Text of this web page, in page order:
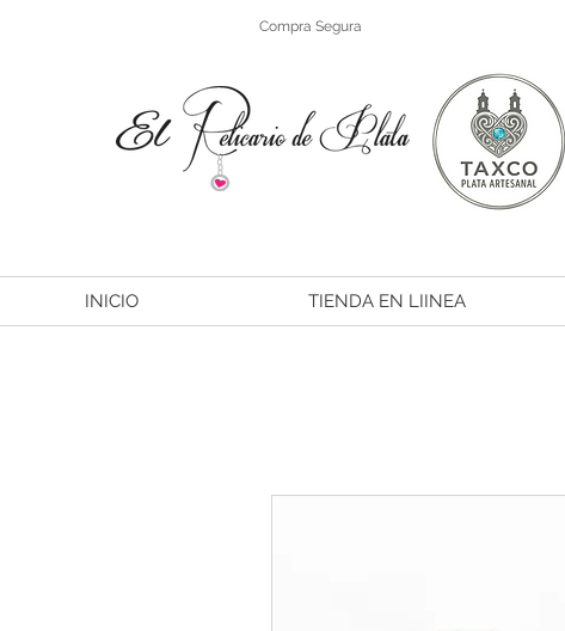
Compra Segura
INICIO TIENDA EN LIINEA